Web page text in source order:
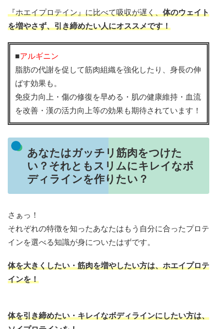
『ホエイプロテイン』に比べて吸収が遅く、体のウェイト
を増やさず、引き締めたい人にオススメです！
■アルギニン
脂肪の代謝を促して筋肉組織を強化したり、身長の伸
ばす効果も。
免疫力向上・傷の修復を早める・肌の健康維持・血流
を改善・漢の活力向上等の効果も期待されています！
あなたはガッチリ筋肉をつけた
い？それともスリムにキレイなボ
ディラインを作りたい？
さぁっ！
それぞれの特徴を知ったあなたはもう自分に合ったプロテ
インを選べる知識が身についたはずです。
体を大きくしたい・筋肉を増やしたい方は、ホエイプロテ
インを！
体を引き締めたい・キレイなボディラインにしたい方は、